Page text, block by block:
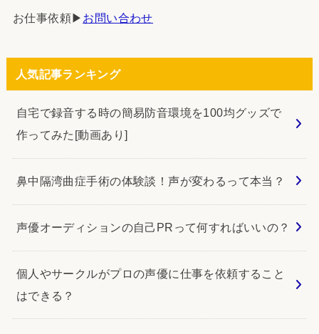
お仕事依頼▶︎ お問い合わせ
人気記事ランキング
自宅で録音する時の簡易防音環境を100均グッズで
作ってみた[動画あり]
鼻中隔湾曲症手術の体験談！声が変わるって本当？
声優オーディションの自己PRって何すればいいの？
個人やサークルがプロの声優に仕事を依頼すること
はできる？